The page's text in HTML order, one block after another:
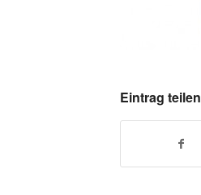
Eintrag teilen